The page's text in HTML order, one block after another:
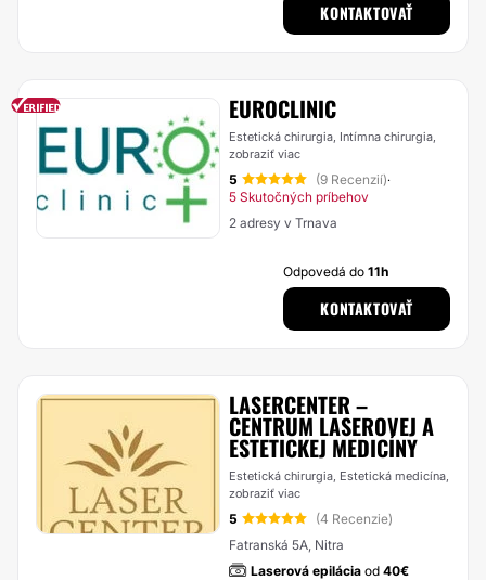
KONTAKTOVAŤ
EUROCLINIC
Estetická chirurgia, Intímna chirurgia,
zobraziť viac
5 (9 Recenzií)·
5 Skutočných príbehov
2 adresy v Trnava
Odpovedá do11h
KONTAKTOVAŤ
LASERCENTER –
CENTRUM LASEROVEJ A
ESTETICKEJ MEDICÍNY
Estetická chirurgia, Estetická medicína,
zobraziť viac
5
(4 Recenzie)
Fatranská 5A, Nitra
Laserová epilácia od 40€